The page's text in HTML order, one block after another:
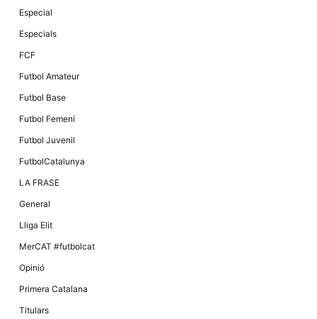
Especial
Especials
FCF
Futbol Amateur
Futbol Base
Futbol Femení
Futbol Juvenil
FutbolCatalunya
LA FRASE
General
Lliga Elit
MerCAT #futbolcat
Opinió
Primera Catalana
Titulars